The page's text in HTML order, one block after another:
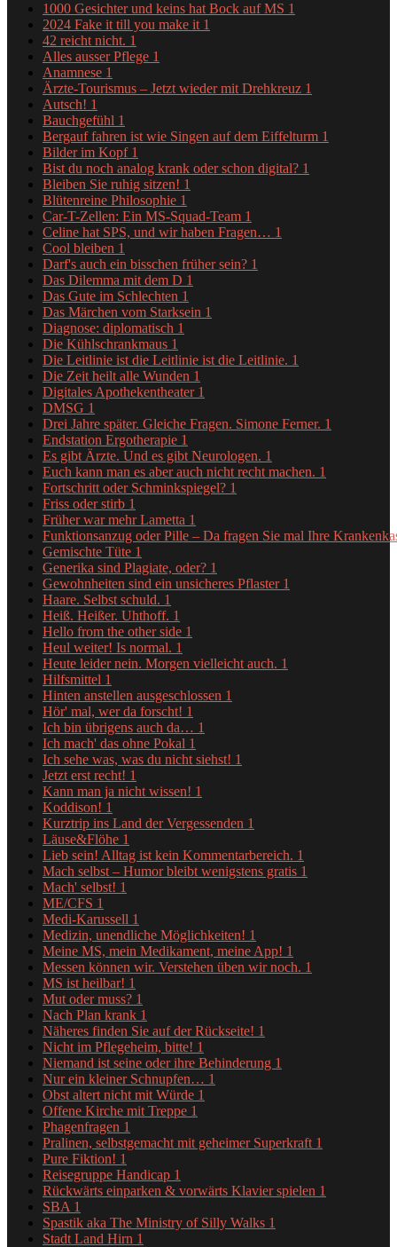
1000 Gesichter und keins hat Bock auf MS 1
2024 Fake it till you make it 1
42 reicht nicht. 1
Alles ausser Pflege 1
Anamnese 1
Ärzte-Tourismus – Jetzt wieder mit Drehkreuz 1
Autsch! 1
Bauchgefühl 1
Bergauf fahren ist wie Singen auf dem Eiffelturm 1
Bilder im Kopf 1
Bist du noch analog krank oder schon digital? 1
Bleiben Sie ruhig sitzen! 1
Blütenreine Philosophie 1
Car-T-Zellen: Ein MS-Squad-Team 1
Celine hat SPS, und wir haben Fragen… 1
Cool bleiben 1
Darf's auch ein bisschen früher sein? 1
Das Dilemma mit dem D 1
Das Gute im Schlechten 1
Das Märchen vom Starksein 1
Diagnose: diplomatisch 1
Die Kühlschrankmaus 1
Die Leitlinie ist die Leitlinie ist die Leitlinie. 1
Die Zeit heilt alle Wunden 1
Digitales Apothekentheater 1
DMSG 1
Drei Jahre später. Gleiche Fragen. Simone Ferner. 1
Endstation Ergotherapie 1
Es gibt Ärzte. Und es gibt Neurologen. 1
Euch kann man es aber auch nicht recht machen. 1
Fortschritt oder Schminkspiegel? 1
Friss oder stirb 1
Früher war mehr Lametta 1
Funktionsanzug oder Pille – Da fragen Sie mal Ihre
Gemischte Tüte 1
Generika sind Plagiate, oder? 1
Gewohnheiten sind ein unsicheres Pflaster 1
Haare. Selbst schuld. 1
Heiß. Heißer. Uhthoff. 1
Hello from the other side 1
Heul weiter! Is normal. 1
Heute leider nein. Morgen vielleicht auch. 1
Hilfsmittel 1
Hinten anstellen ausgeschlossen 1
Hör' mal, wer da forscht! 1
Ich bin übrigens auch da… 1
Ich mach' das ohne Pokal 1
Ich sehe was, was du nicht siehst! 1
Jetzt erst recht! 1
Kann man ja nicht wissen! 1
Koddison! 1
Kurztrip ins Land der Vergessenden 1
Läuse&Flöhe 1
Lieb sein! Alltag ist kein Kommentarbereich. 1
Mach selbst – Humor bleibt wenigstens gratis 1
Mach' selbst! 1
ME/CFS 1
Medi-Karussell 1
Medizin, unendliche Möglichkeiten! 1
Meine MS, mein Medikament, meine App! 1
Messen können wir. Verstehen üben wir noch. 1
MS ist heilbar! 1
Mut oder muss? 1
Nach Plan krank 1
Näheres finden Sie auf der Rückseite! 1
Nicht im Pflegeheim, bitte! 1
Niemand ist seine oder ihre Behinderung 1
Nur ein kleiner Schnupfen… 1
Obst altert nicht mit Würde 1
Offene Kirche mit Treppe 1
Phagenfragen 1
Pralinen, selbstgemacht mit geheimer Superkraft 1
Pure Fiktion! 1
Reisegruppe Handicap 1
Rückwärts einparken & vorwärts Klavier spielen 1
SBA 1
Spastik aka The Ministry of Silly Walks 1
Stadt Land Hirn 1